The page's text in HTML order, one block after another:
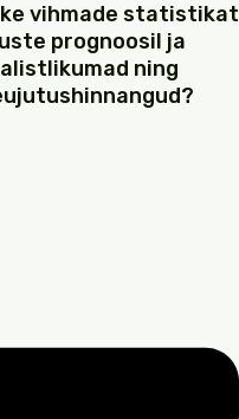
vihmade statistikat
prognoosil ja
ning